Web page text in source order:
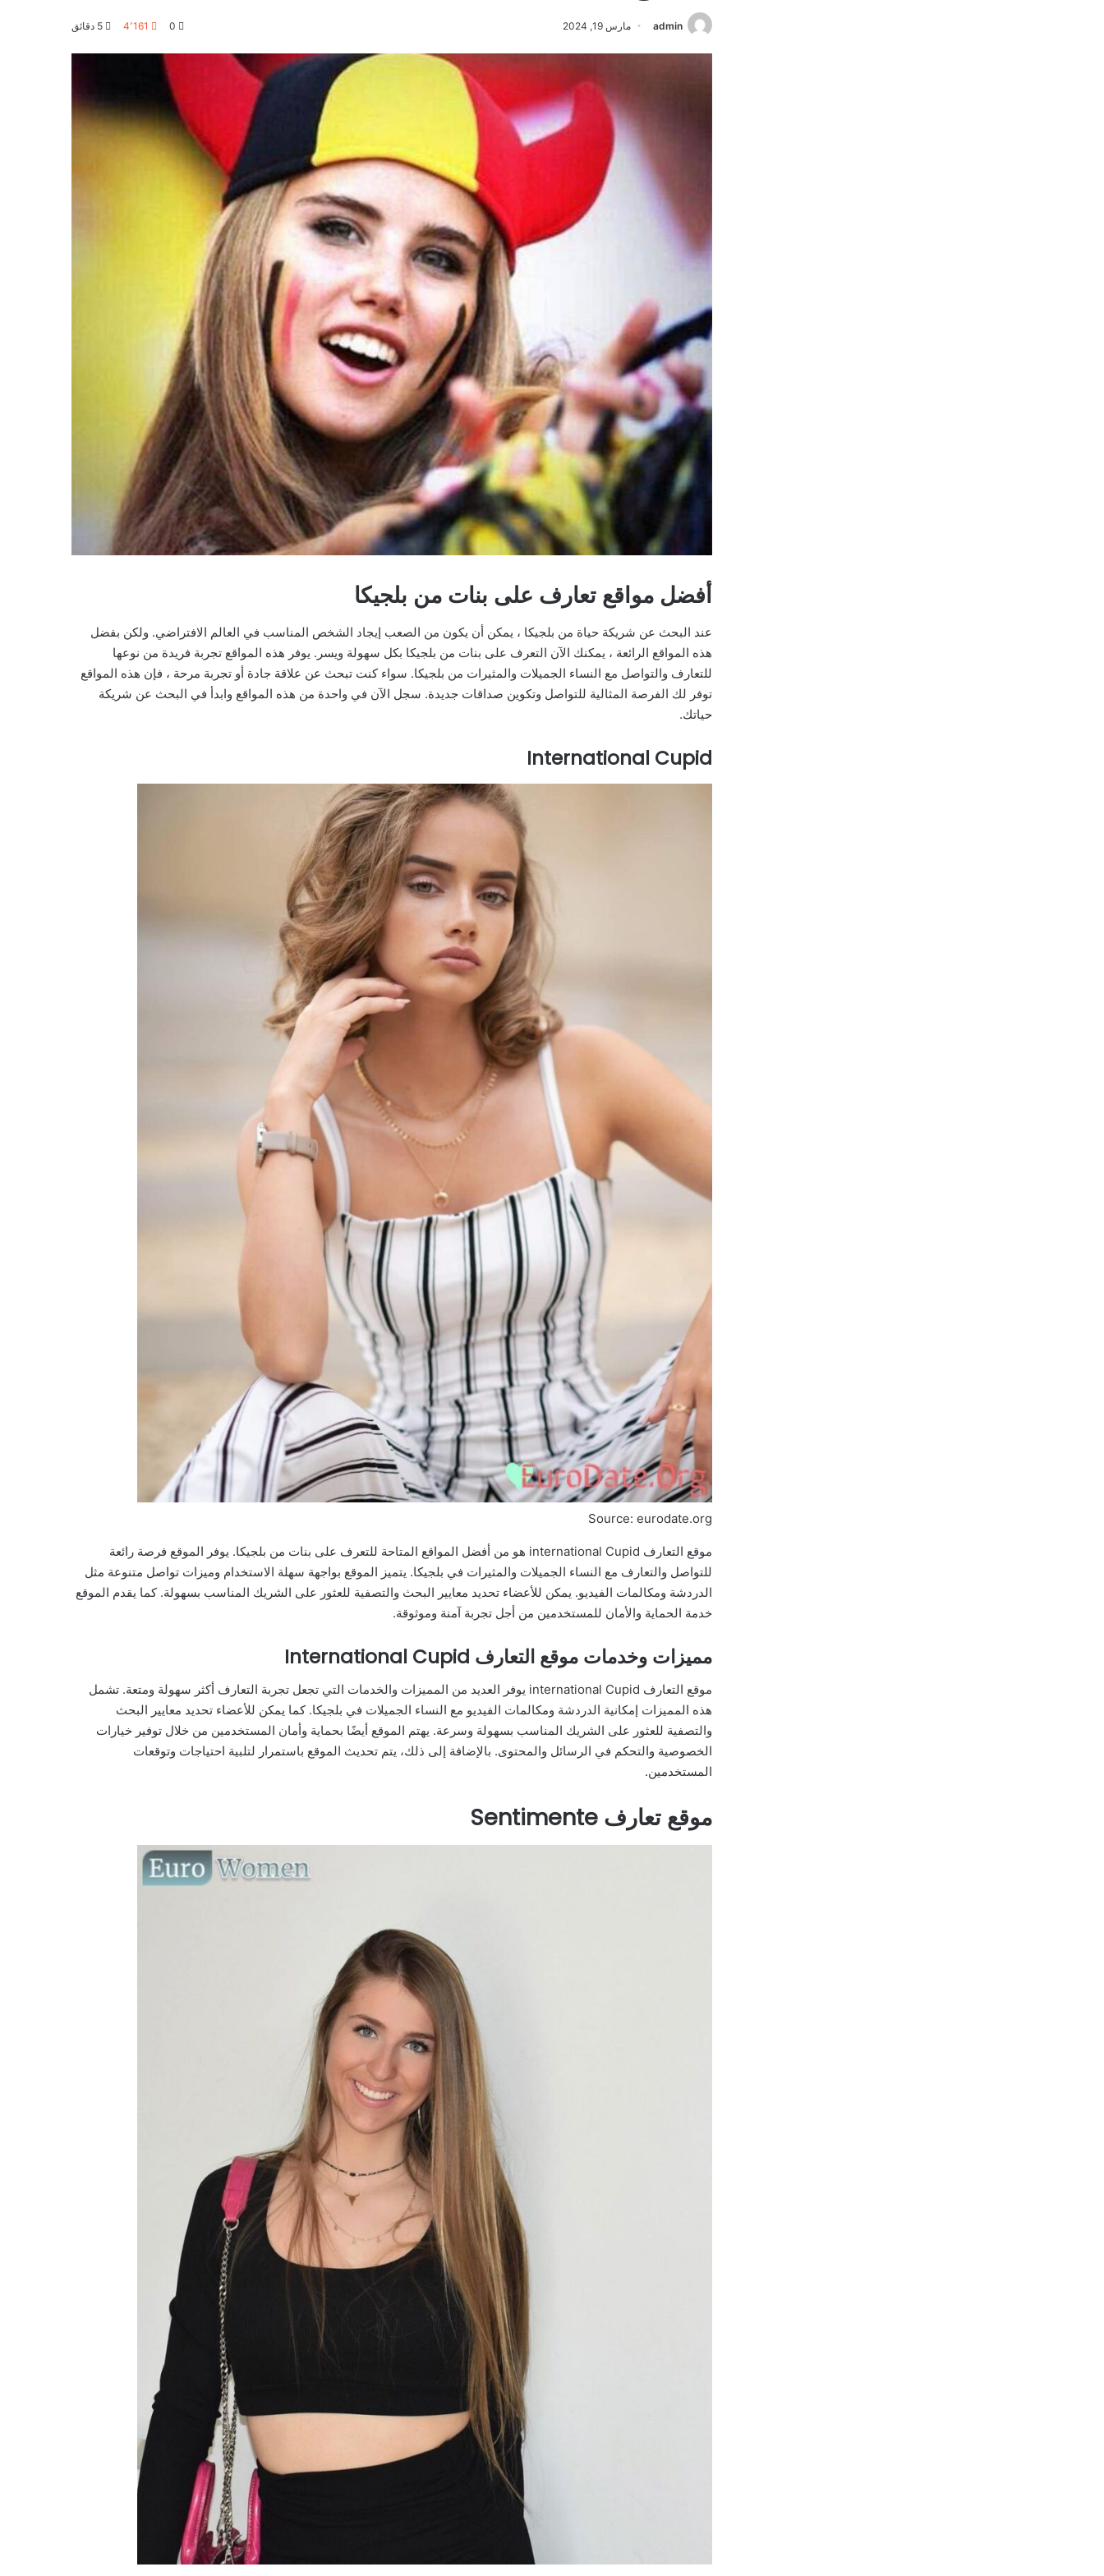
admin مارس 19, 2024 0 4٬161
أفضل مواقع تعارف على بنات من بلجيكا
عند البحث عن شريكة حياة من بلجيكا ، يمكن أن يكون من الصعب إيجاد الشخص المناسب في العالم الافتراضي. ولكن بفضل
هذه المواقع الرائعة ، يمكنك الآن التعرف على بنات من بلجيكا بكل سهولة ويسر. يوفر هذه المواقع تجربة فريدة من نوعها
للتعارف والتواصل مع النساء الجميلات والمثيرات من بلجيكا. سواء كنت تبحث عن علاقة جادة أو تجربة مرحة ، فإن هذه المواقع
توفر لك الفرصة المثالية للتواصل وتكوين صداقات جديدة. سجل الآن في واحدة من هذه المواقع وابدأ في البحث عن شريكة
حياتك.
International Cupid
Source: eurodate.org
موقع التعارف international Cupid هو من أفضل المواقع المتاحة للتعرف على بنات من بلجيكا. يوفر الموقع فرصة رائعة
للتواصل والتعارف مع النساء الجميلات والمثيرات في بلجيكا. يتميز الموقع بواجهة سهلة الاستخدام وميزات تواصل متنوعة مثل
الدردشة ومكالمات الفيديو. يمكن للأعضاء تحديد معايير البحث والتصفية للعثور على الشريك المناسب بسهولة. كما يقدم الموقع
خدمة الحماية والأمان للمستخدمين من أجل تجربة آمنة وموثوقة.
مميزات وخدمات موقع التعارف International Cupid
موقع التعارف international Cupid يوفر العديد من المميزات والخدمات التي تجعل تجربة التعارف أكثر سهولة ومتعة. تشمل
هذه المميزات إمكانية الدردشة ومكالمات الفيديو مع النساء الجميلات في بلجيكا. كما يمكن للأعضاء تحديد معايير البحث
والتصفية للعثور على الشريك المناسب بسهولة وسرعة. يهتم الموقع أيضًا بحماية وأمان المستخدمين من خلال توفير خيارات
الخصوصية والتحكم في الرسائل والمحتوى. بالإضافة إلى ذلك، يتم تحديث الموقع باستمرار لتلبية احتياجات وتوقعات
المستخدمين.
موقع تعارف Sentimente